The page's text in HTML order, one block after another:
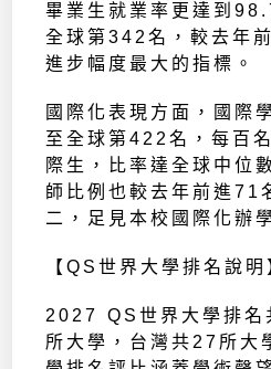
畢業生就業率更達到
全球第342名，較去年
進步幅度最大的指標。
國際化表現方面，國際
至全球第422名，每百
際生，比率達全球中位
師比例也較去年前進71
二，足見本校國際化辦
【QS世界大學排名說明
2027 QS世界大學排名
所大學，台灣共27所大